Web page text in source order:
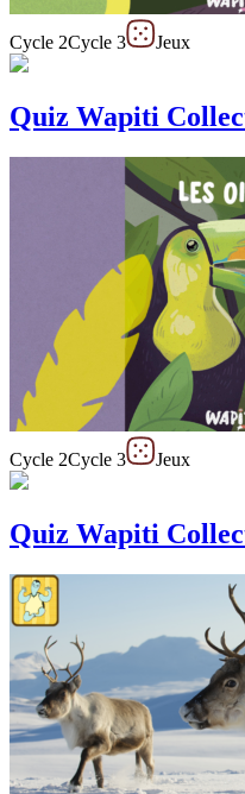
Cycle 2Cycle 3 Jeux
Quiz Wapiti
Cycle 2Cycle 3 Jeux
Quiz Wapiti